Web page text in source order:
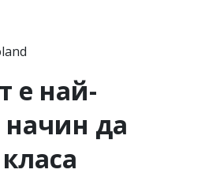
е най-
да